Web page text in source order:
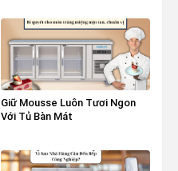
Giữ Mousse Luôn Tươi Ngon
Với Tủ Bàn Mát